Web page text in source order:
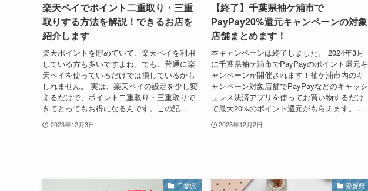
楽天ペイでポイント二重取り・三重
取りする方法を解説！できるお店を
紹介します
楽天ポイントを貯めていて、楽天ペイを利用
している方も多いですよね。でも、普通に楽
天ペイを使っているだけでは損しているかも
しれません。 実は、楽天ペイの設定を少し変
えるだけで、ポイント二重取り・三重取りで
きてとってもお得になるんです。この記...
2023年12月3日
【終了】千葉県袖ケ浦市で
PayPay20%還元キャンペーンの対象
店舗まとめます！
本キャンペーンは終了しました。 2024年3月
に千葉県袖ケ浦市でPayPayのポイント還元キ
ャンペーンが開催されます！袖ケ浦市内のキ
ャンペーン対象店舗でPayPayなどのキャッシ
ュレス決済アプリを使ってお買い物するだけ
で最大20%のポイント還元がもらえます。...
2023年12月2日
千葉県 愛媛県